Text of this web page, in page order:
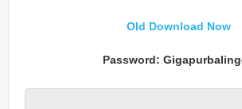
Old Download Now
Password: